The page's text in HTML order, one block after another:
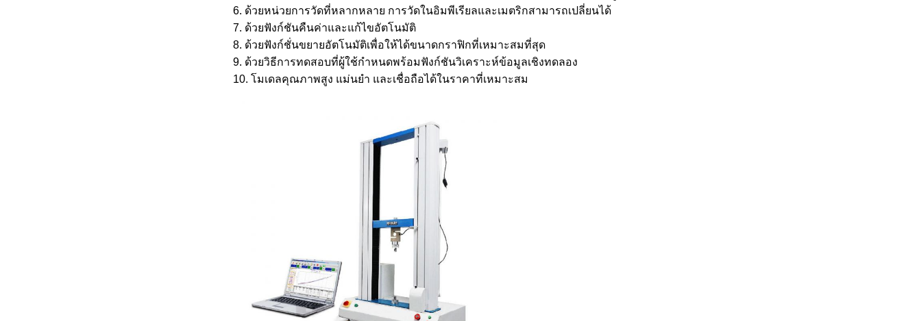
6. ด้วยหน่วยการวัดที่หลากหลาย การวัดในอิมพีเรียลและเมตริกสามารถเปลี่ยนได้
7. ด้วยฟังก์ชันคืนค่าและแก้ไขอัตโนมัติ
8. ด้วยฟังก์ชั่นขยายอัตโนมัติเพื่อให้ได้ขนาดกราฟิกที่เหมาะสมที่สุด
9. ด้วยวิธีการทดสอบที่ผู้ใช้กำหนดพร้อมฟังก์ชันวิเคราะห์ข้อมูลเชิงทดลอง
10. โมเดลคุณภาพสูง แม่นยำ และเชื่อถือได้ในราคาที่เหมาะสม